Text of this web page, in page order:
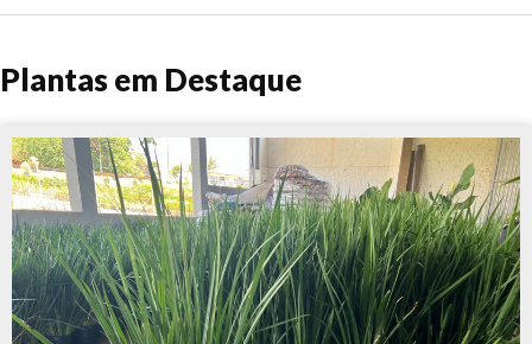
Plantas em Destaque